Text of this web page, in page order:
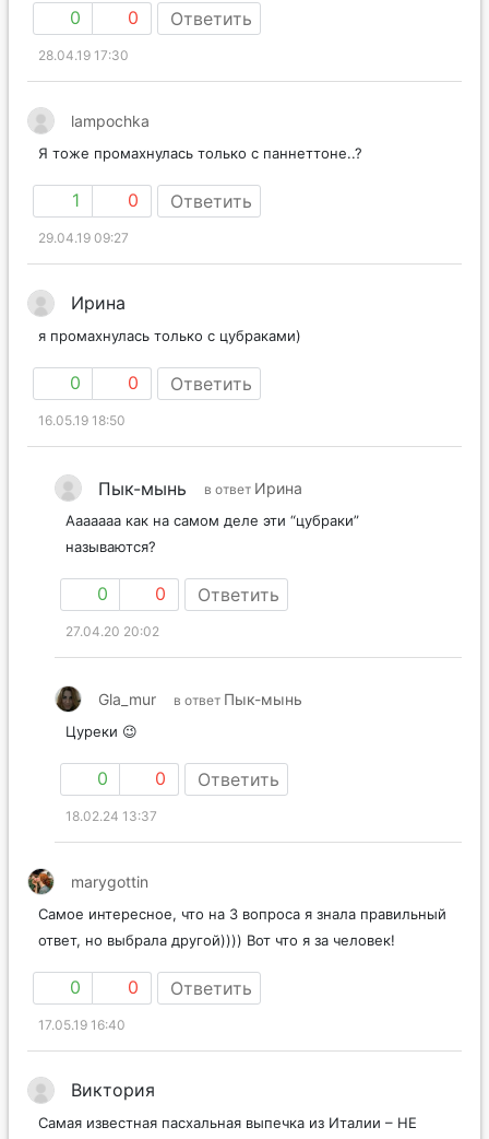
0 0 Ответить
28.04.19 17:30
lampochka
Я тоже промахнулась только с паннеттоне..?
1 0 Ответить
29.04.19 09:27
Ирина
я промахнулась только с цубраками)
0 0 Ответить
16.05.19 18:50
Пык-мынь в ответ Ирина
Ааааааа как на самом деле эти “цубраки”
называются?
0 0 Ответить
27.04.20 20:02
Gla_mur в ответ Пык-мынь
Цуреки 😉
0 0 Ответить
18.02.24 13:37
marygottin
Самое интересное, что на 3 вопроса я знала правильный
ответ, но выбрала другой)))) Вот что я за человек!
0 0 Ответить
17.05.19 16:40
Виктория
Самая известная пасхальная выпечка из Италии – НЕ